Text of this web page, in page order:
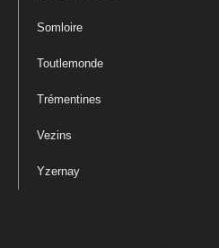
Somloire
Toutlemonde
Trémentines
Vezins
Yzernay